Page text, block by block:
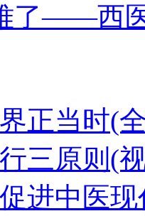
了——西
正当时(
三原则(
进中医